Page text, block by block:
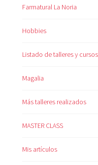
Farmatural La Noria
Hobbies
Listado de talleres y
Magalia
Más talleres realizados
MASTER CLASS
Mis artículos